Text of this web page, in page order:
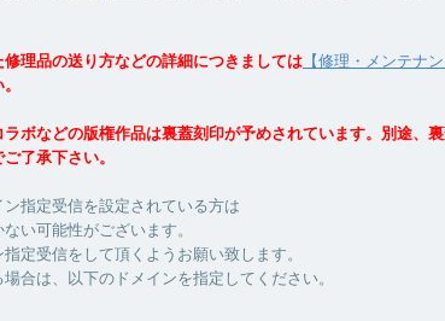
理品の送り方などの詳細につきましては 【修理・メンテナン
ボなどの版権作品は裏蓋刻印が予めされています。別途、
了承下さい。
指定受信を設定されている方は
い可能性がございます。
定受信をして頂くようお願い致します。
合は、以下のドメインを指定してください。